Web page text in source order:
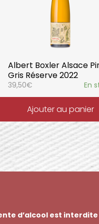
Albert Boxler Alsace
Gris Réserve 2022
39,50€ En
Ajouter au panier
d’alcool est